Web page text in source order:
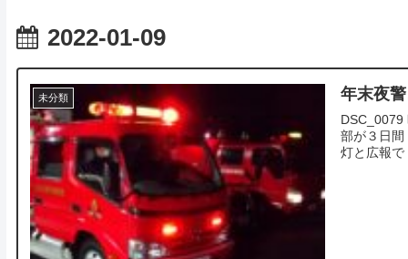
2022-01-09
未分類 年末夜
DSC_0079
部が３日
灯と広報